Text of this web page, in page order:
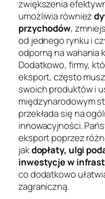
zwiększenia
umożliwia również
przychodów,
od jednego rynku i
odporną na wahania
Dodatkowo, firmy,
eksport, często
swoich produktów i
międzynarodowym
przekłada się na
innowacyjności.
eksport poprzez
jakdopłaty, ulgi
inwestycje w
co dodatkowo
zagraniczną.